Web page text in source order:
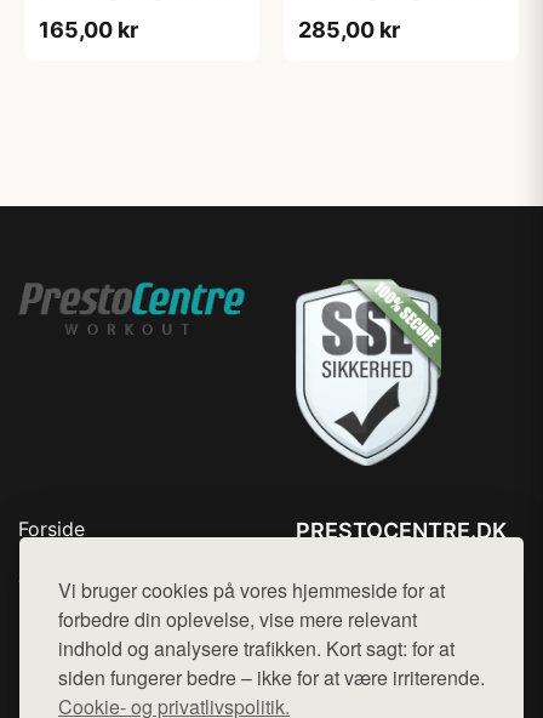
Vi bruger cookies på vores hjemmeside for at
forbedre din oplevelse, vise mere relevant
indhold og analysere trafikken. Kort sagt: for at
siden fungerer bedre – ikke for at være irriterende.
Cookie- og privatlivspolitik.
gummi - Riflet håndtag
165,00 kr
gummi - Riflet håndtag
285,00 kr
Forside
Top Rabatter
Kontakt
PRESTOCENTRE.DK
Mail: hej@want.dk
Cookie- og privatlivspolitik